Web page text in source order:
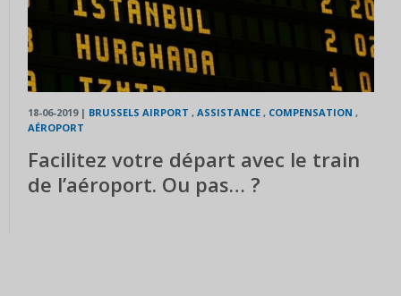
18-06-2019 | BRUSSELS AIRPORT , ASSISTANCE , COMPENSATION ,
AÉROPORT
Facilitez votre départ avec le train
de l’aéroport. Ou pas… ?